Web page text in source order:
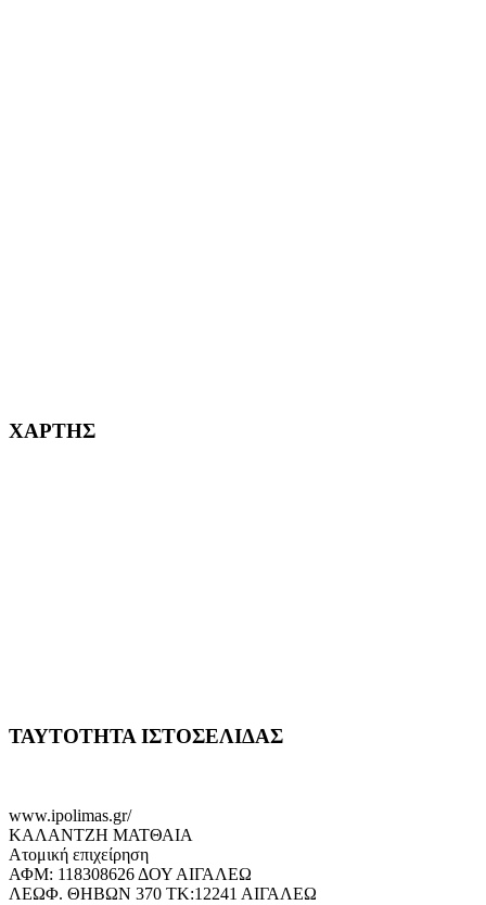
ΧΑΡΤΗΣ
ΤΑΥΤΟΤΗΤΑ ΙΣΤΟΣΕΛΙΔΑΣ
www.ipolimas.gr/
ΚΑΛΑΝΤΖΗ ΜΑΤΘΑΙΑ
Ατομική επιχείρηση
ΑΦΜ: 118308626 ΔΟΥ ΑΙΓΑΛΕΩ
ΛΕΩΦ. ΘΗΒΩΝ 370 ΤΚ:12241 ΑΙΓΑΛΕΩ